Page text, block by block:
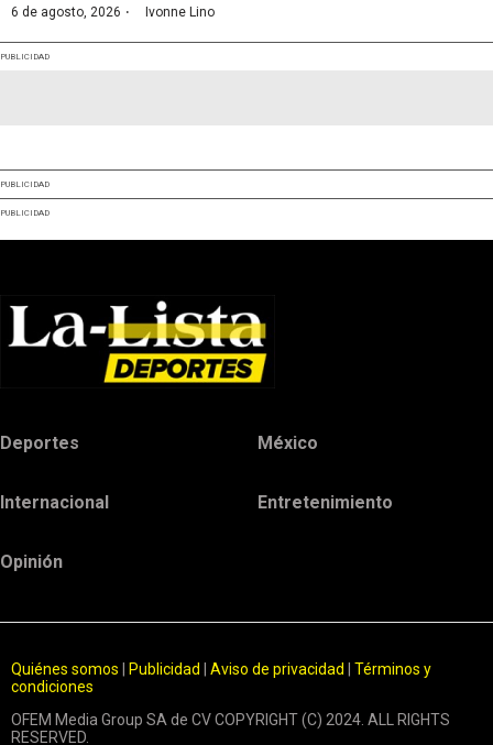
6 de agosto, 2026 · Ivonne Lino
PUBLICIDAD
PUBLICIDAD
PUBLICIDAD
Deportes México
Internacional Entretenimiento
Opinión
Quiénes somos Publicidad Aviso de privacidad
Términos y
condiciones
OFEM Media Group SA de CV COPYRIGHT (C) 2024. ALL RIGHTS
RESERVED.